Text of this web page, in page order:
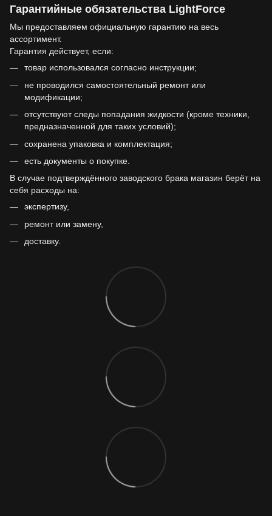
Гарантийные обязательства LightForce
Мы предоставляем официальную гарантию на весь
ассортимент.
Гарантия действует, если:
товар использовался согласно инструкции;
не проводился самостоятельный ремонт или
модификации;
отсутствуют следы попадания жидкости (кроме техники,
предназначенной для таких условий);
сохранена упаковка и комплектация;
есть документы о покупке.
В случае подтверждённого заводского брака магазин берёт на
себя расходы на:
экспертизу,
ремонт или замену,
доставку.